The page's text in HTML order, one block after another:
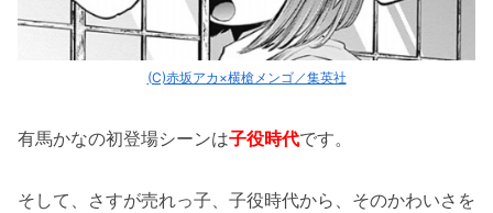
チョロ過ぎるかな（漫画12巻の第117話）
かなが覚悟を決める！（漫画15巻の第150
「推しの子の有馬かながかわいい！天才子役が
(C)赤坂アカ×横槍メンゴ／集英社
有馬かなの初登場シーンは子役時代です。
そして、さすが売れっ子、子役時代から、そのかわいさを